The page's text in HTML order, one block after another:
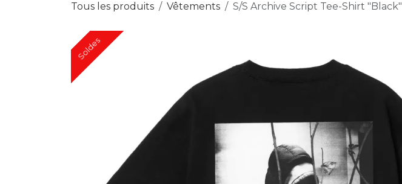
Tous les produits Vêtements S/S Archive Script Tee-Shirt "Black"
Soldes
Soldes